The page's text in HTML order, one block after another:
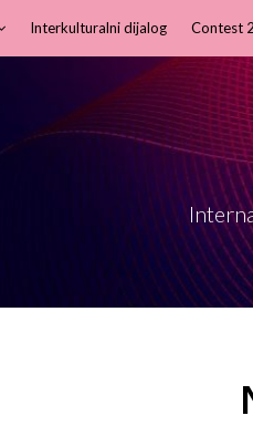
Interkulturalni dijalog Contest